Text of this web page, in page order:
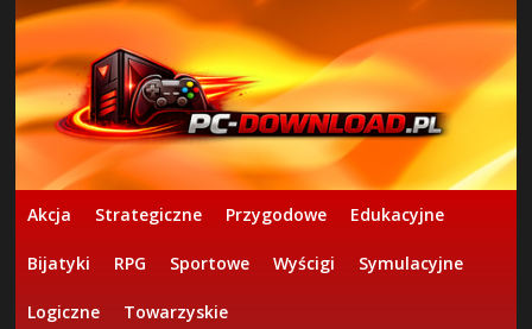
Akcja Strategiczne Przygodowe Edukacyjne
Bijatyki RPG Sportowe Wyścigi Symulacyjne
Logiczne Towarzyskie